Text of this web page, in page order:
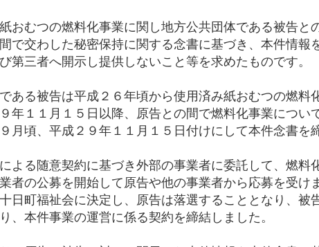
おむつの燃料化事業に関し地方公共団体である被告と
で交わした秘密保持に関する念書に基づき、本件情報
第三者へ開示し提供しないこと等を求めたものです。
ある被告は平成２６年頃から使用済み紙おむつの燃料
年１１月１５日以降、原告との間で燃料化事業につい
月頃、平成２９年１１月１５日付けにして本件念書を
よる随意契約に基づき外部の事業者に委託して、燃料
者の公募を開始して原告や他の事業者から応募を受け
日町福祉会に決定し、原告は落選することとなり、被
、本件事業の運営に係る契約を締結しました。